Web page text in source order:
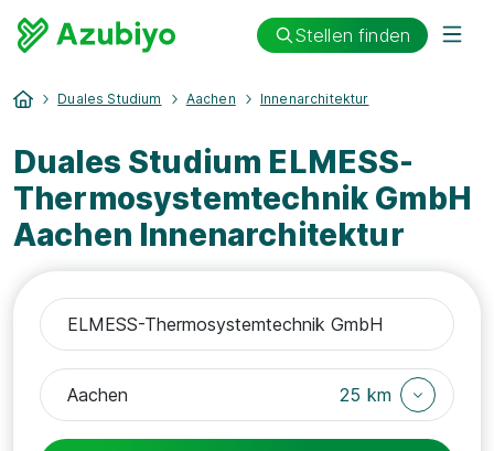
Stellen finden
Duales Studium Aachen Innenarchitektur
Duales Studium ELMESS-
Thermosystemtechnik GmbH
Aachen Innenarchitektur
25 km